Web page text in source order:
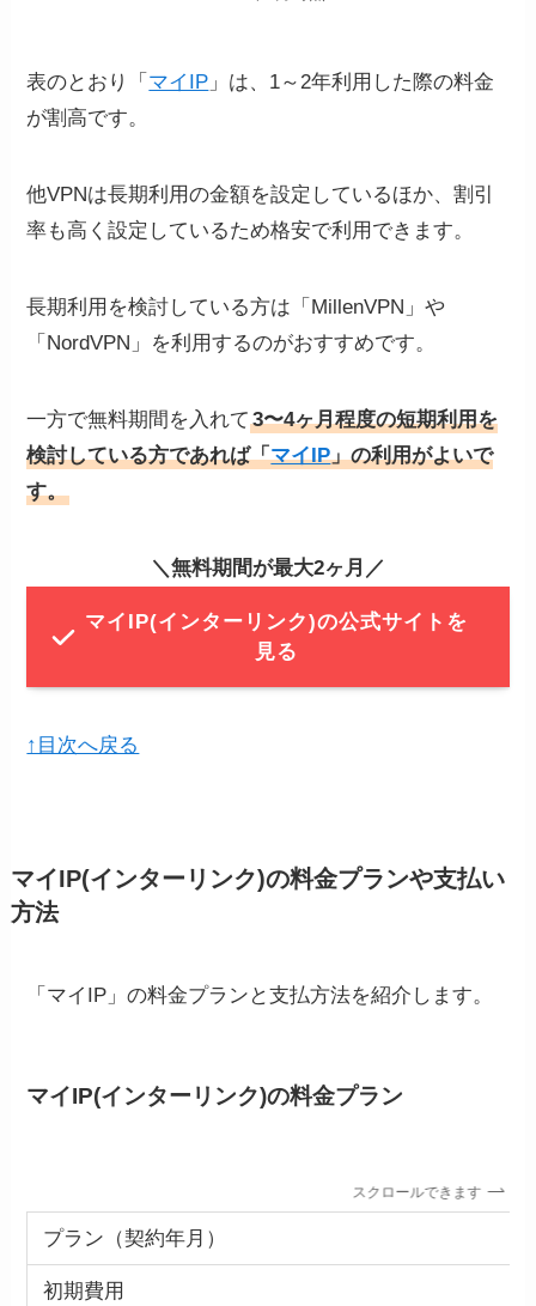
表のとおり「 マイIP 」は、1～2年利用した際の料金
が割高です。
他VPNは長期利用の金額を設定しているほか、割引
率も高く設定しているため格安で利用できます。
長期利用を検討している方は「MillenVPN」や
「NordVPN」を利用するのがおすすめです。
一方で無料期間を入れて3〜4ヶ月程度の短期利用を
検討している方であれば「マイIP」の利用がよいで
す。
＼無料期間が最大2ヶ月／
マイIP(インターリンク)の公式サイトを
見る
↑目次へ戻る
マイIP(インターリンク)の料金プランや支払い
方法
「マイIP」の料金プランと支払方法を紹介します。
マイIP(インターリンク)の料金プラン
スクロールできます
プラン（契約年月）
初期費用